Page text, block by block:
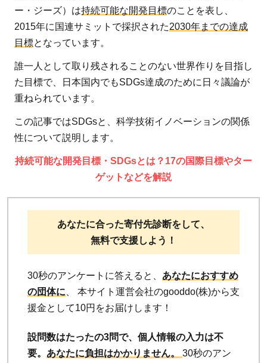
ー・ジーズ）は持続可能な開発目標のことを表し、
2015年に国連サミットで採択された2030年までの達成
目標となっています。
誰一人として取り残されることのない世界作りを目指し
た目標で、日本国内でもSDGs達成のために日々議論が
重ねられています。
この記事ではSDGsと、科学技術イノベーションの関係
性について説明します。
持続可能な開発目標・SDGsとは？17の国際目標やター
ゲットなどを解説
あなたに合った寄付先診断をして、
無料で支援しよう！
30秒のアンケートに答えると、 あなたにおすすめ
の団体に 、 本サイト運営会社のgooddo(株)から支
援金として10円をお届けします！
設問数はたったの3問で、個人情報の入力は不
要。 あなたに負担はかかりません。 30秒のアン